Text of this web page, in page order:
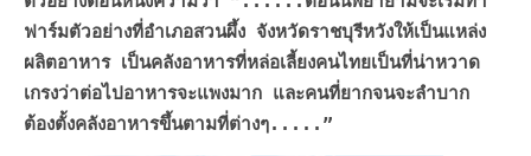
ฟาร์มตัวอย่างที่อำเภอสวนผึ้ง จังหวัดราชบุรีหวังให้เป็นแหล่ง
ผลิตอาหาร เป็นคลังอาหารที่หล่อเลี้ยงคนไทยเป็นที่น่าหวาด
เกรงว่าต่อไปอาหารจะแพงมาก และคนที่ยากจนจะลำบาก
ต้องตั้งคลังอาหารขึ้นตามที่ต่างๆ.....”